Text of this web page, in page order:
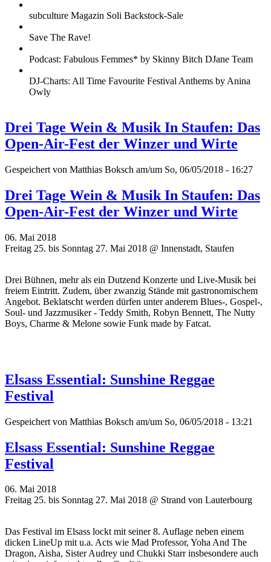
subculture Magazin Soli Backstock-Sale
Save The Rave!
Podcast: Fabulous Femmes* by Skinny Bitch DJane Team
DJ-Charts: All Time Favourite Festival Anthems by Anina
Owly
Drei Tage Wein & Musik In Staufen: Das
Open-Air-Fest der Winzer und Wirte
Gespeichert von Matthias Boksch am/um So, 06/05/2018 - 16:27
Drei Tage Wein & Musik In Staufen: Das
Open-Air-Fest der Winzer und Wirte
06. Mai 2018
Freitag 25. bis Sonntag 27. Mai 2018 @ Innenstadt, Staufen
Drei Bühnen, mehr als ein Dutzend Konzerte und Live-Musik bei
freiem Eintritt. Zudem, über zwanzig Stände mit gastronomischem
Angebot. Beklatscht werden dürfen unter anderem Blues-, Gospel-,
Soul- und Jazzmusiker - Teddy Smith, Robyn Bennett, The Nutty
Boys, Charme & Melone sowie Funk made by Fatcat.
Elsass Essential: Sunshine Reggae
Festival
Gespeichert von Matthias Boksch am/um So, 06/05/2018 - 13:21
Elsass Essential: Sunshine Reggae
Festival
06. Mai 2018
Freitag 25. bis Sonntag 27. Mai 2018 @ Strand von Lauterbourg
Das Festival im Elsass lockt mit seiner 8. Auflage neben einem
dicken LineUp mit u.a. Acts wie Mad Professor, Yoha And The
Dragon, Aisha, Sister Audrey und Chukki Starr insbesondere auch